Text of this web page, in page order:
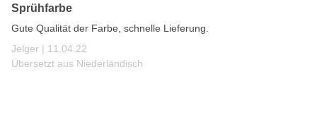
Sprühfarbe
Gute Qualität der Farbe, schnelle Lieferung.
Jelger | 11. April 2022
11.04.22
Übersetzt aus Niederländisch